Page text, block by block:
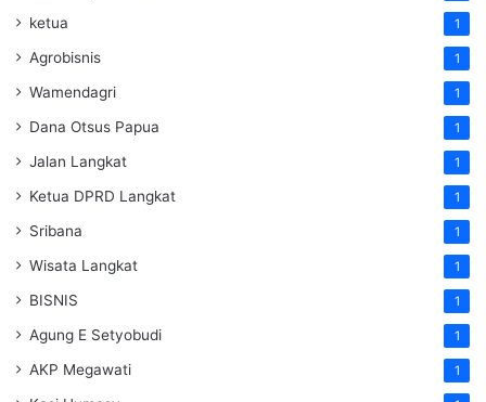
ketua 1
Agrobisnis 1
Wamendagri 1
Dana Otsus Papua 1
Jalan Langkat 1
Ketua DPRD Langkat 1
Sribana 1
Wisata Langkat 1
BISNIS 1
Agung E Setyobudi 1
AKP Megawati 1